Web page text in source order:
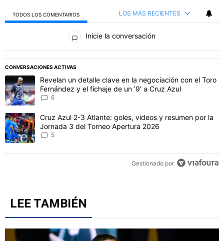
TODOS LOS COMENTARIOS LOS MÁS RECIENTES
Todos los comentarios
Inicie la conversación
CONVERSACIONES ACTIVAS
Este listado muestra los artículos con más comentarios en los
Un artículo de tendencia con el título "Revelan un detalle clave
Revelan un detalle clave en la negociación con el Toro
Fernández y el fichaje de un '9' a Cruz Azul
Un artículo de tendencia con el título "Cruz Azul 2-3 Atlante:
Cruz Azul 2-3 Atlante: goles, videos y resumen por la